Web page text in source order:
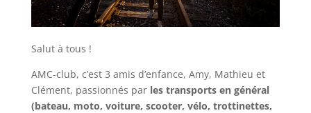
Salut à tous !
AMC-club, c’est 3 amis d’enfance, Amy, Mathieu et
Clément, passionnés par les transports en général
(bateau, moto, voiture, scooter, vélo, trottinettes,